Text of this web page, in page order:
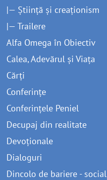
|— Știință și creaționism
|— Trailere
Alfa Omega în Obiectiv
Calea, Adevărul și Viața
Cărți
Conferințe
Conferințele Peniel
Decupaj din realitate
Devoționale
Dialoguri
Dincolo de bariere - social